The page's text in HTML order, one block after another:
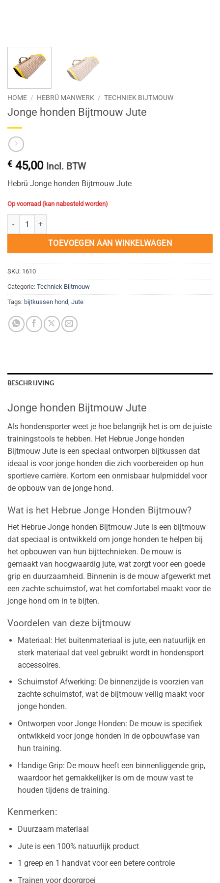
HOME / HEBRÜ MANWERK / TECHNIEK BIJTMOUW
Jonge honden Bijtmouw Jute
€ 45,00 Incl. BTW
Hebrü Jonge honden Bijtmouw Jute
Op voorraad (kan nabesteld worden)
Jonge honden Bijtmouw Jute aantal
TOEVOEGEN AAN WINKELWAGEN
SKU: 1610
Categorie: Techniek Bijtmouw
Tags: bijtkussen hond Jute
BESCHRIJVING
Jonge honden Bijtmouw Jute
Als hondensporter weet je hoe belangrijk het is om de juiste
trainingstools te hebben. Het Hebrue Jonge honden
Bijtmouw Jute is een speciaal ontworpen bijtkussen dat
ideaal is voor jonge honden die zich voorbereiden op hun
sportieve carrière. Kortom een onmisbaar hulpmiddel voor
de opbouw van de jonge hond.
Wat is het Hebrue Jonge Honden Bijtmouw?
Het Hebrue Jonge honden Bijtmouw Jute is een bijtmouw
dat speciaal is ontwikkeld om jonge honden te helpen bij
het opbouwen van hun bijttechnieken. De mouw is
gemaakt van hoogwaardig jute, wat zorgt voor een goede
grip en duurzaamheid. Binnenin is de mouw afgewerkt met
een zachte schuimstof, wat het comfortabel maakt voor de
jonge hond om in te bijten.
Voordelen van deze bijtmouw
Materiaal: Het buitenmateriaal is jute, een natuurlijk en
sterk materiaal dat veel gebruikt wordt in hondensport
accessoires.
Schuimstof Afwerking: De binnenzijde is voorzien van
zachte schuimstof, wat de bijtmouw veilig maakt voor
jonge honden.
Ontworpen voor Jonge Honden: De mouw is specifiek
ontwikkeld voor jonge honden in de opbouwfase van
hun training.
Handige Grip: De mouw heeft een binnenliggende grip,
waardoor het gemakkelijker is om de mouw vast te
houden tijdens de training.
Kenmerken:
Duurzaam materiaal
Jute is een 100% natuurlijk product
1 greep en 1 handvat voor een betere controle
Trainen voor doorgroei